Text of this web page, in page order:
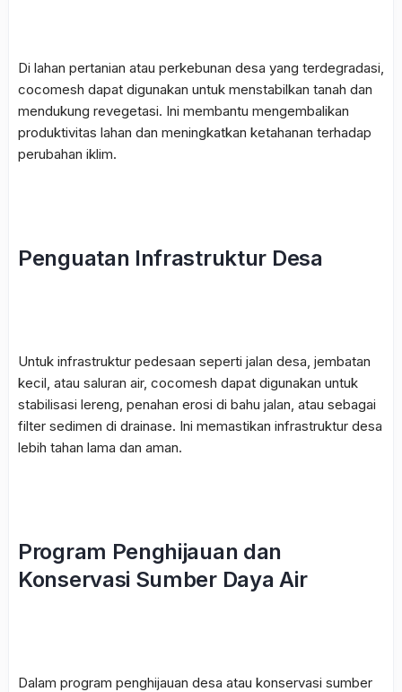
Di lahan pertanian atau perkebunan desa yang terdegradasi,
cocomesh dapat digunakan untuk menstabilkan tanah dan
mendukung revegetasi. Ini membantu mengembalikan
produktivitas lahan dan meningkatkan ketahanan terhadap
perubahan iklim.
Penguatan Infrastruktur Desa
Untuk infrastruktur pedesaan seperti jalan desa, jembatan
kecil, atau saluran air, cocomesh dapat digunakan untuk
stabilisasi lereng, penahan erosi di bahu jalan, atau sebagai
filter sedimen di drainase. Ini memastikan infrastruktur desa
lebih tahan lama dan aman.
Program Penghijauan dan
Konservasi Sumber Daya Air
Dalam program penghijauan desa atau konservasi sumber